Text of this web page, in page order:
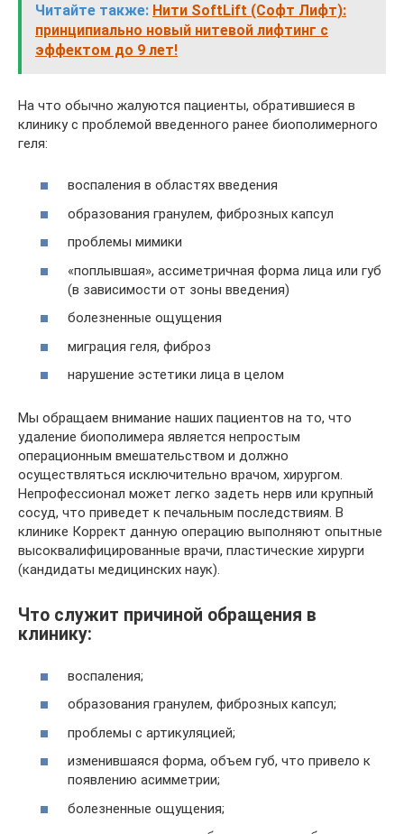
Читайте также: Нити SoftLift (Софт Лифт):
принципиально новый нитевой лифтинг с
эффектом до 9 лет!
На что обычно жалуются пациенты, обратившиеся в
клинику с проблемой введенного ранее биополимерного
геля:
воспаления в областях введения
образования гранулем, фиброзных капсул
проблемы мимики
«поплывшая», ассиметричная форма лица или губ
(в зависимости от зоны введения)
болезненные ощущения
миграция геля, фиброз
нарушение эстетики лица в целом
Мы обращаем внимание наших пациентов на то, что
удаление биополимера является непростым
операционным вмешательством и должно
осуществляться исключительно врачом, хирургом.
Непрофессионал может легко задеть нерв или крупный
сосуд, что приведет к печальным последствиям. В
клинике Коррект данную операцию выполняют опытные
высоквалифицированные врачи, пластические хирурги
(кандидаты медицинских наук).
Что служит причиной обращения в
клинику:
воспаления;
образования гранулем, фиброзных капсул;
проблемы с артикуляцией;
изменившаяся форма, объем губ, что привело к
появлению асимметрии;
болезненные ощущения;